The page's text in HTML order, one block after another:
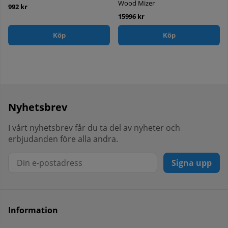
992 kr
Köp
Wood Mizer
15996 kr
Köp
Nyhetsbrev
I vårt nyhetsbrev får du ta del av nyheter och
erbjudanden före alla andra.
Signa upp
Information